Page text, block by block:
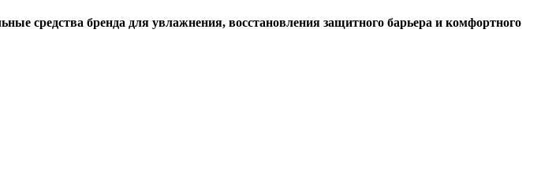
средства бренда для увлажнения, восстановления защитного барьера и комфортного